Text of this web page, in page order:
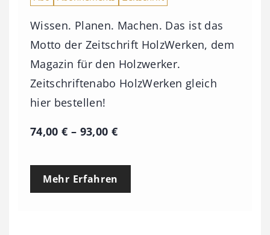
Wissen. Planen. Machen. Das ist das
Motto der Zeitschrift HolzWerken, dem
Magazin für den Holzwerker.
Zeitschriftenabo HolzWerken gleich
hier bestellen!
74,00€ – 93,00 €P
e
Mehr Erfahren